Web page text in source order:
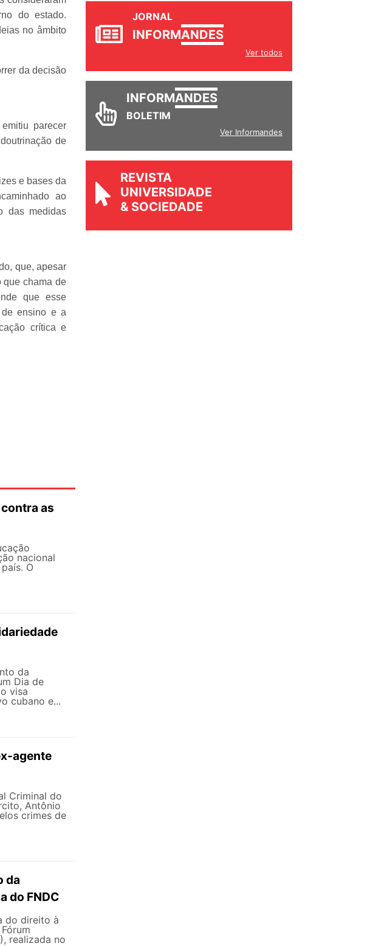
do estado.
no âmbito
da decisão
parecer
de
e bases da
ao
das medidas
que, apesar
que chama de
que esse
de ensino e a
crítica e
as
nacional
O
da
Dia de
visa
cubano e...
agente
Criminal do
Antônio
crimes de
da
do FNDC
do direito à
realizada no
JORNAL
INFORMANDES
Ver todos
INFORMANDES
BOLETIM
Ver Informandes
REVISTA
UNIVERSIDADE
& SOCIEDADE